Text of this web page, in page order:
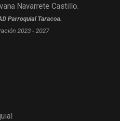
Navarrete Castillo.
Parroquial Taracoa.
2023 - 2027